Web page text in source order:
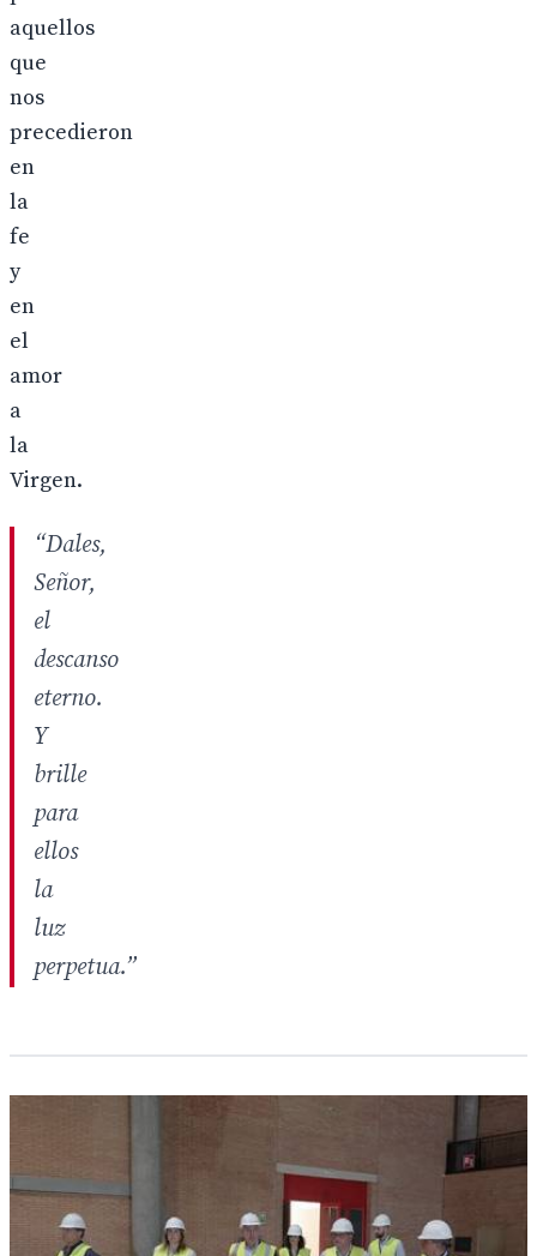
aquellos
que
nos
precedieron
en
la
fe
y
en
el
amor
a
la
Virgen.
“Dales,
Señor,
el
descanso
eterno.
Y
brille
para
ellos
la
luz
perpetua.”